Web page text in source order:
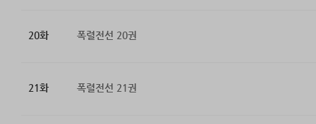
20화 폭렬전선 20권
21화 폭렬전선 21권